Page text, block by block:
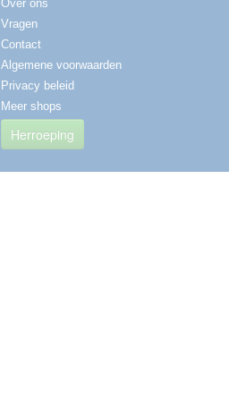
Over ons
Vragen
Contact
Algemene voorwaarden
Privacy beleid
Meer shops
Herroeping